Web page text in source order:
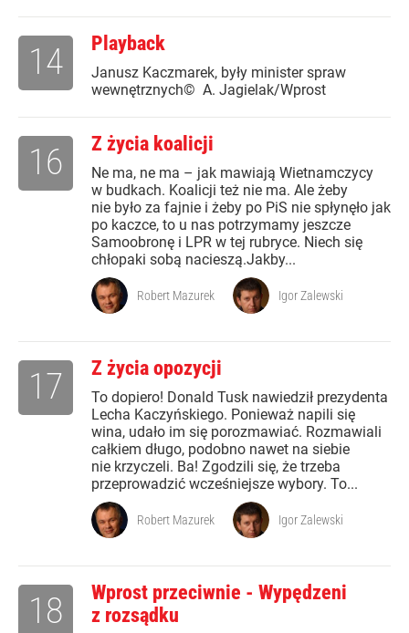
Playback
Janusz Kaczmarek, były minister spraw
wewnętrznych© A. Jagielak/Wprost
14
Z życia koalicji
Ne ma, ne ma – jak mawiają Wietnamczycy
w budkach. Koalicji też nie ma. Ale żeby
nie było za fajnie i żeby po PiS nie spłynęło jak
po kaczce, to u nas potrzymamy jeszcze
Samoobronę i LPR w tej rubryce. Niech się
chłopaki sobą nacieszą.Jakby...
16
Robert Mazurek Igor Zalewski
Z życia opozycji
To dopiero! Donald Tusk nawiedził prezydenta
Lecha Kaczyńskiego. Ponieważ napili się
wina, udało im się porozmawiać. Rozmawiali
całkiem długo, podobno nawet na siebie
nie krzyczeli. Ba! Zgodzili się, że trzeba
przeprowadzić wcześniejsze wybory. To...
17
Robert Mazurek Igor Zalewski
Wprost przeciwnie - Wypędzeni
z rozsądku
18